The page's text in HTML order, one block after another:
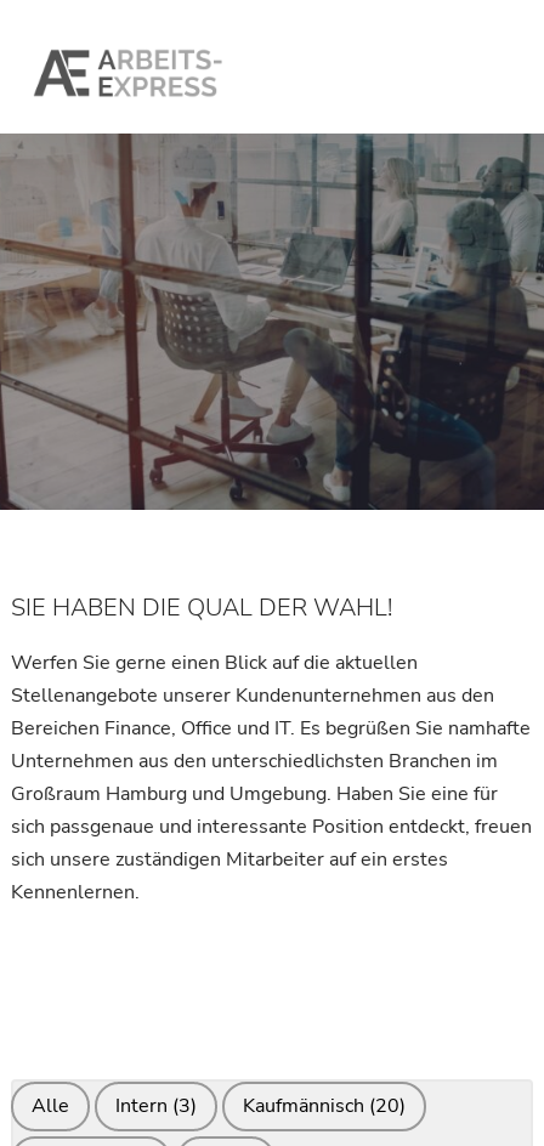
SIE HABEN DIE QUAL DER WAHL!
Werfen Sie gerne einen Blick auf die aktuellen
Stellenangebote unserer Kundenunternehmen aus den
Bereichen Finance, Office und IT. Es begrüßen Sie namhafte
Unternehmen aus den unterschiedlichsten Branchen im
Großraum Hamburg und Umgebung. Haben Sie eine für
sich passgenaue und interessante Position entdeckt, freuen
sich unsere zuständigen Mitarbeiter auf ein erstes
Kennenlernen.
Alle Intern (3) Kaufmännisch (20)